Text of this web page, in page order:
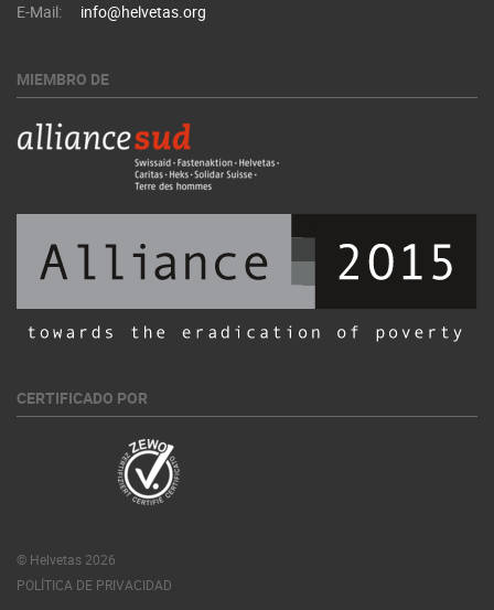
E-Mail:
info@helvetas.org
MIEMBRO DE
CERTIFICADO POR
© Helvetas 2026
POLÍTICA DE PRIVACIDAD